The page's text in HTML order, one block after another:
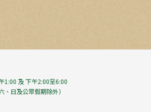
1:00 及 下午2:00至6:00
、日及公眾假期除外）